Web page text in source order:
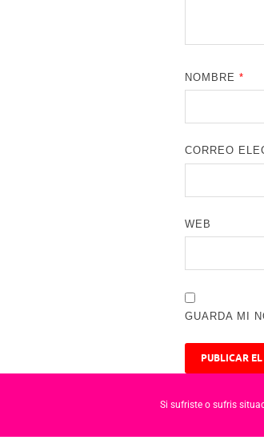
NOMBRE*
CORREO
WEB
GUARDA MI
Si sufriste o sufris